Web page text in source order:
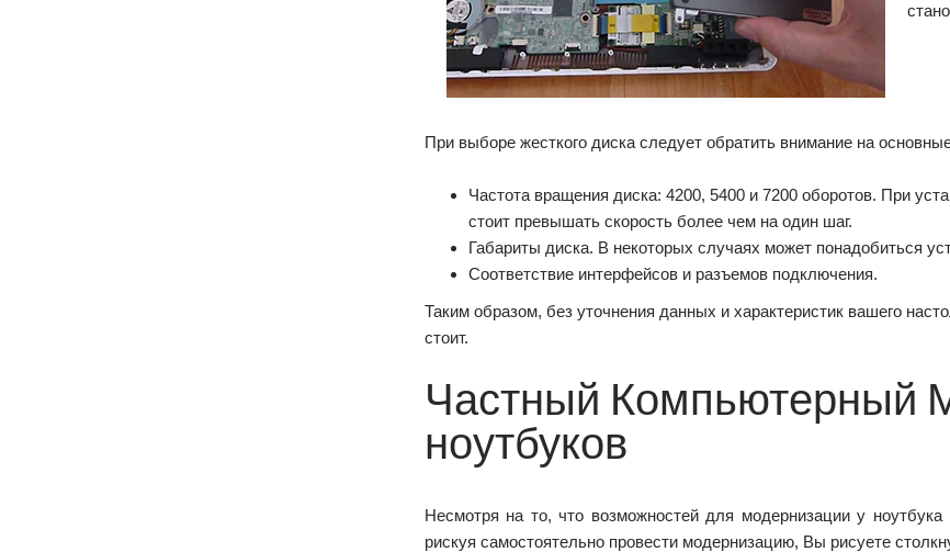
При выборе жесткого диска следует обратить внимание на
Частота вращения диска: 4200, 5400 и 7200 оборотов. При
стоит превышать скорость более чем на один шаг.
Габариты диска. В некоторых случаях может понадобиться
Соответствие интерфейсов и разъемов подключения.
Таким образом, без уточнения данных и характеристик вашего
стоит.
Частный Компьютерный
ноутбуков
Несмотря на то, что возможностей для модернизации у
рискуя самостоятельно провести модернизацию, Вы рисуете